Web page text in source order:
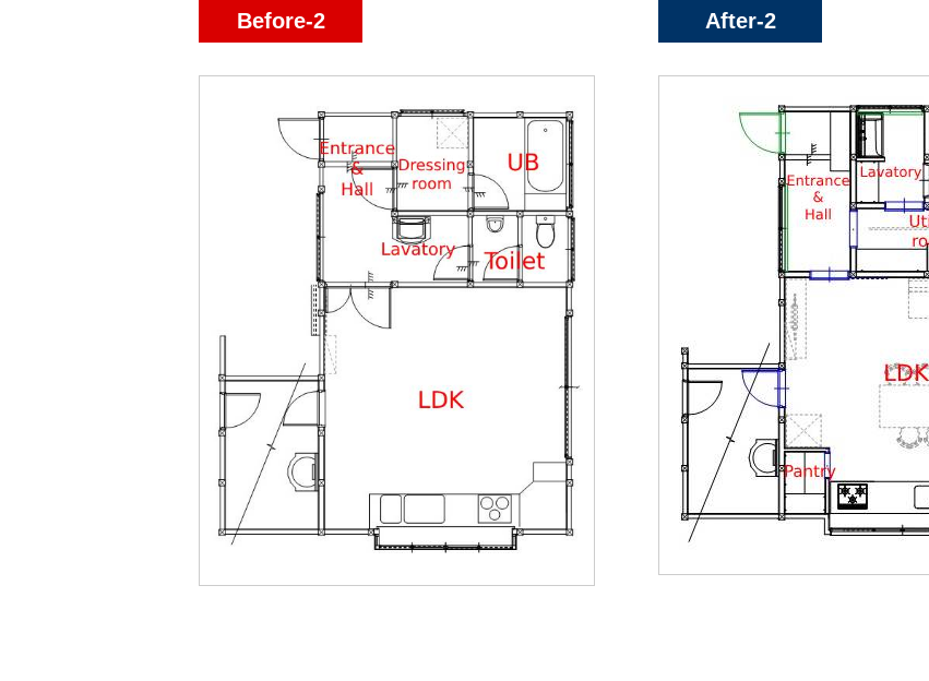
Before-2 After-2